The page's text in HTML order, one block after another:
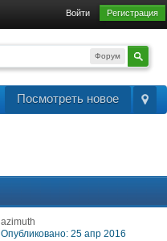
Войти Регистрация
Форум
Посмотреть новое
azimuth
Опубликовано: 25 апр 2016